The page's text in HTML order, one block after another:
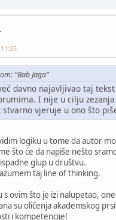
"Bab Jaga"
davno najavljivao taj
I nije u cilju
stvarno vjeruje u ono što
logiku u tome da autor
što će da napiše nešto
glup u društvu.
taj line of thinking.
s ovim što je izi nalupetao,
su oličenja akademskog
i kompetencije!